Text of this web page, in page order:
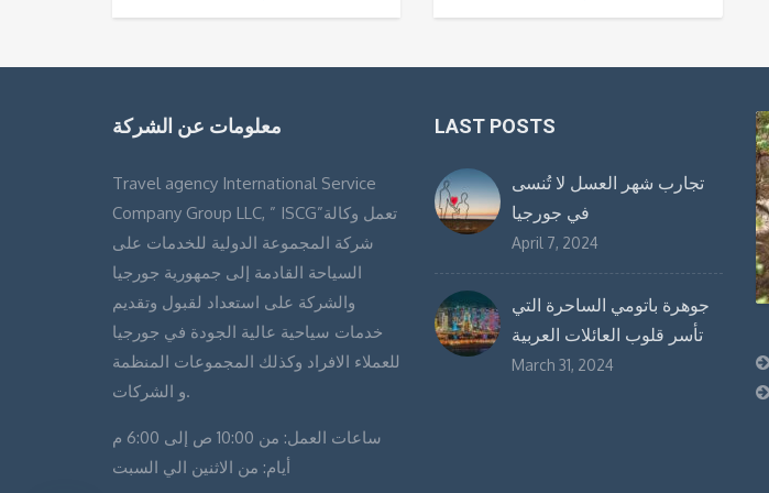
معلومات عن الشركة
Travel agency International Service
Company Group LLC, ” ISCG”تعمل وكالة
شركة المجموعة الدولية للخدمات على
السياحة القادمة إلى جمهورية جورجيا
والشركة على استعداد لقبول وتقديم
خدمات سياحية عالية الجودة في جورجيا
للعملاء الافراد وكذلك المجموعات المنظمة
و الشركات.
ساعات العمل: من 10:00 ص إلى 6:00 م
أيام: من الاثنين الي السبت
LAST POSTS
تجارب شهر العسل لا تُنسى
في جورجيا
April 7, 2024
جوهرة باتومي الساحرة التي
تأسر قلوب العائلات العربية
March 31, 2024